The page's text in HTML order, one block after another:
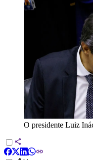
O presidente Luiz